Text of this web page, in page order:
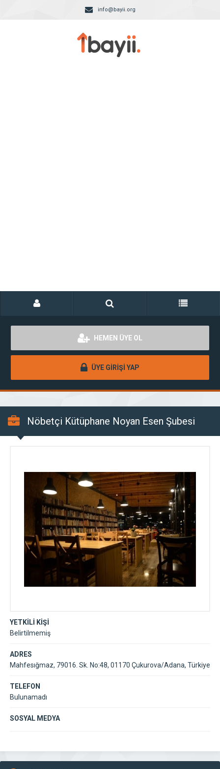
info@bayii.org
HEMEN ÜYE OL
ÜYE GİRİŞİ YAP
Nöbetçi Kütüphane Noyan Esen Şubesi
YETKİLİ KİŞİ
Belirtilmemiş
ADRES
Mahfesığmaz, 79016. Sk. No:48, 01170 Çukurova/Adana, Türkiye
TELEFON
Bulunamadı
SOSYAL MEDYA